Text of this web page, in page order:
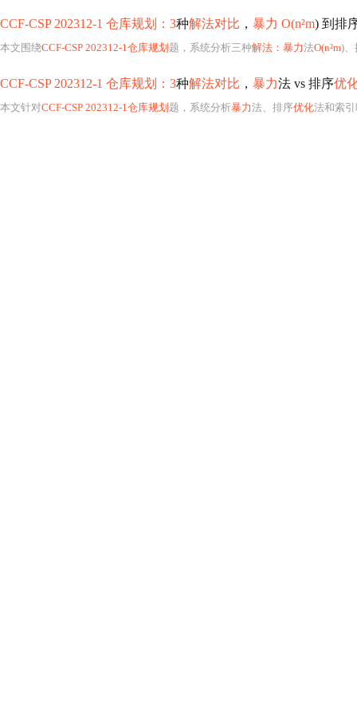
CCF-CSP 202312-1 仓库规划：3种解法对比 ， 暴力 O(n²m) 到排
本文围绕CCF-CSP 202312-1仓库规划 题，系统分析三种解法：暴力法O(n²m)、
CCF-CSP 202312-1 仓库规划：3种解法对比 ， 暴力法 vs 排序优
本文针对CCF-CSP 202312-1仓库规划 题，系统分析暴力法、排序优化法和索